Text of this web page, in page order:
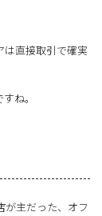
は直接取引で確実
ね。
が主だった、オフ